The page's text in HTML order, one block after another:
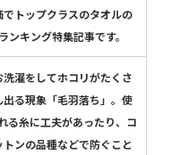
でトップクラスのタオルの
ランキング特集記事です。
洗濯をしてホコリがたくさ
出る現象「毛羽落ち」。使
る糸に工夫があったり、コ
トンの品種などで防ぐこと